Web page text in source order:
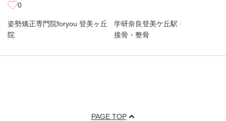
0
姿勢矯正専門院foryou 登美ヶ丘
院
学研奈良登美ケ丘駅
接骨・整骨
PAGE TOP